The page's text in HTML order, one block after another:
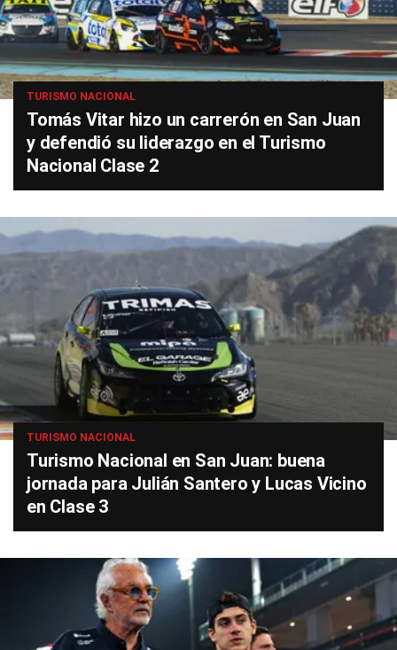
TURISMO NACIONAL
Tomás Vitar hizo un carrerón en San Juan
y defendió su liderazgo en el Turismo
Nacional Clase 2
TURISMO NACIONAL
Turismo Nacional en San Juan: buena
jornada para Julián Santero y Lucas Vicino
en Clase 3